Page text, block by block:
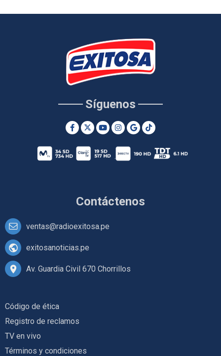
Contáctenos
ventas@radioexitosa.pe
exitosanoticias.pe
Av. Guardia Civil 670 Chorrillos
Síguenos
Código de ética
Registro de reclamos
TV en vivo
Términos y condiciones